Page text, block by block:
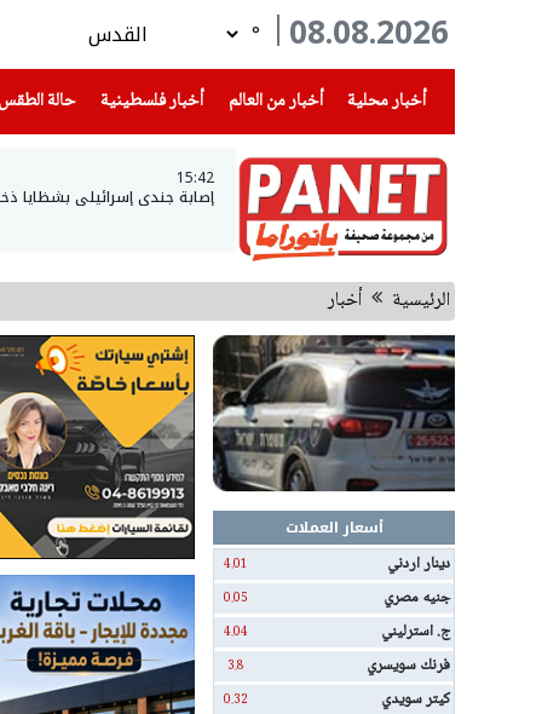
08.08.2026
°
أخبار محلية
(current) أخبار من العالم أخبار فلسطينية(current) حالة الطقس
15:42
إصابة جندي إسرائيلي بشظايا
الرئيسية أخبار
أسعار العملات
دينار اردني
4.01
جنيه مصري 0.05
ج. استرليني 4.04
فرنك سويسري 3.8
كيتر سويدي 0.32